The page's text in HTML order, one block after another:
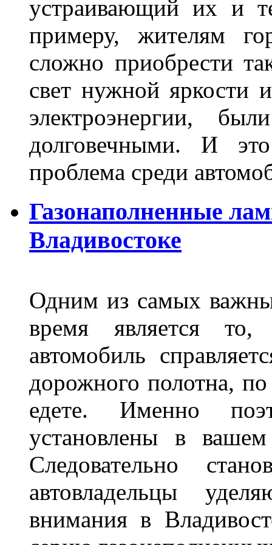
устраивающий их и
примеру, жителям
сложно приобрести
свет нужной яркости
электроэнергии,
долговечными. И
проблема среди
Газонаполненные
Владивостоке
Одним из самых
время является то,
автомобиль
дорожного полотна,
едете. Именно
установлены в
Следовательно
автовладельцы
внимания в